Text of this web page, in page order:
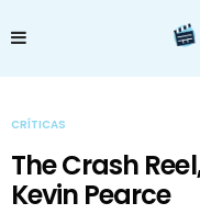
CRÍTICAS
The Crash
Kevin Pearce